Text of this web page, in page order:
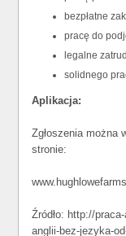
bezpłatne
pracę do
legalne
solidnego
Aplikacja:
Zgłoszenia można
stronie:
Źródło: http://
anglii-bez-jezyka-